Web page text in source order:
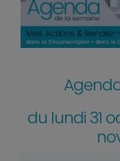
du lundi 31